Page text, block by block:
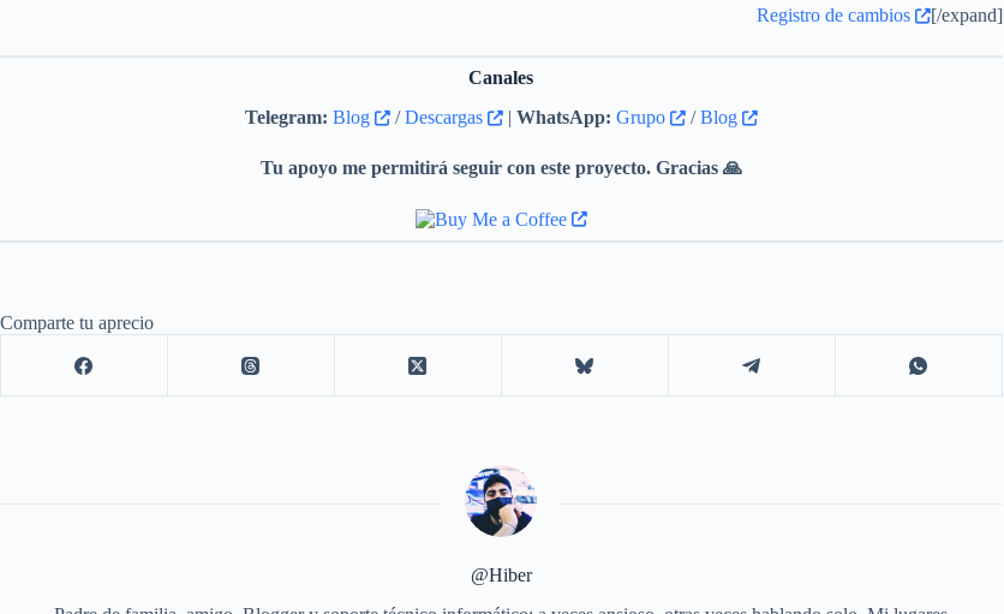
Se añadió la posibilidad de crear accesos directos para las Opciones de inicio avanzado
Se corrigió un enlace incorrecto en “Más información” en la página que permite añadir
el menú de Windows Update al escritorio.
Se mejoró la apariencia de la página de Información: la fuente de la versión de la
Los iconos de la barra de herramientas también ya no aparecen borrosos.
Registro de cambios [/expand]
Canales
Telegram: Blog /Descargas | WhatsApp: Grupo /Blog
Tu apoyo me permitirá seguir con este proyecto. Gracias 🙏
Comparte tu aprecio
@Hiber